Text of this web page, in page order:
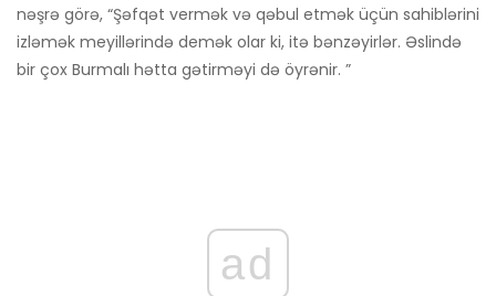
nəşrə görə, “Şəfqət vermək və qəbul etmək üçün sahiblərini
izləmək meyillərində demək olar ki, itə bənzəyirlər. Əslində
bir çox Burmalı hətta gətirməyi də öyrənir. ”
ad